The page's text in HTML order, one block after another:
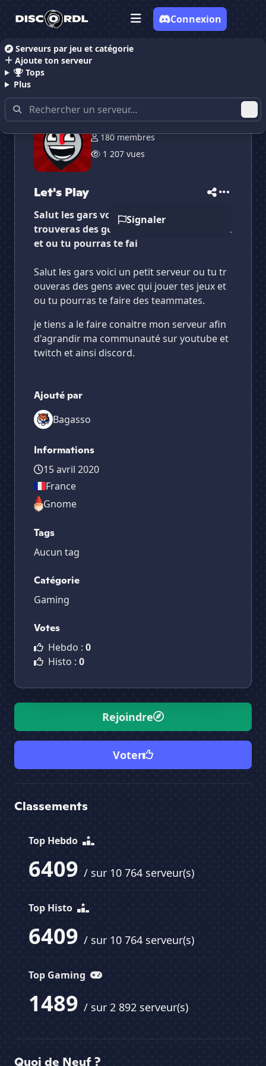
Serveurs par jeu et catégorie
Ajoute ton serveur
Tops
Plus
Connexion
Accueil Serveurs Discord Gaming
180 membres
1 207 vues
Let's Play
Signaler
Salut les gars voici un petit serveur ou tu
trouveras des gens avec qui jouer tes jeux
et ou tu pourras te fai
Salut les gars voici un petit serveur ou tu tr
ouveras des gens avec qui jouer tes jeux et
ou tu pourras te faire des teammates.
je tiens a le faire conaitre mon serveur afin
d'agrandir ma communauté sur youtube et
twitch et ainsi discord.
Ajouté par
Bagasso
Informations
15 avril 2020
France
Gnome
Tags
Aucun tag
Catégorie
Gaming
Votes
Hebdo : 0
Histo : 0
Rejoindre
Voter
Vote pour Let's Play
Classements
Top Hebdo
6409 / sur 10 764 serveur(s)
Top Histo
6409 / sur 10 764 serveur(s)
Top Gaming
1489 / sur 2 892 serveur(s)
Quoi de Neuf ?
Let's Play
Es-tu sûr de vouloir supprimer ton avis de ce
Supprimer
Let's Play